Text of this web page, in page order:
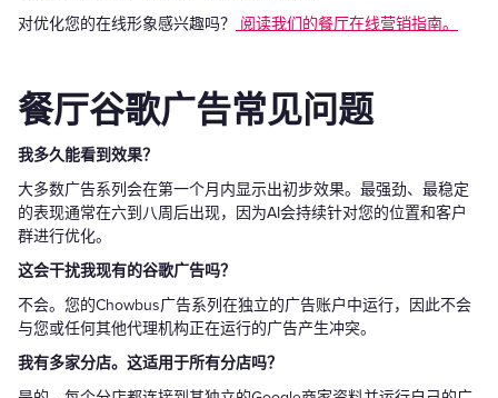
对优化您的在线形象感兴趣吗？
阅读我们的餐厅在线营销指南。
餐厅谷歌广告常见问题
我多久能看到效果？
大多数广告系列会在第一个月内显示出初步效果。最强劲、最稳定
的表现通常在六到八周后出现，因为AI会持续针对您的位置和客户
群进行优化。
这会干扰我现有的谷歌广告吗？
不会。您的Chowbus广告系列在独立的广告账户中运行，因此不会
与您或任何其他代理机构正在运行的广告产生冲突。
我有多家分店。这适用于所有分店吗？